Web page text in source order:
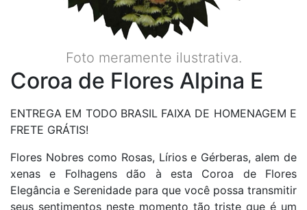
Foto meramente ilustrativa.
Coroa de Flores Alpina E
ENTREGA EM TODO BRASIL FAIXA DE HOMENAGEM E
FRETE GRÁTIS!
Flores Nobres como Rosas, Lírios e Gérberas, alem de
xenas e Folhagens dão à esta Coroa de Flores
Elegância e Serenidade para que você possa transmitir
seus sentimentos neste momento tão triste que é um